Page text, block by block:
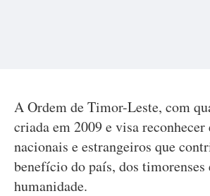
A Ordem de Timor-Leste, com
criada em 2009 e visa reconhecer
nacionais e estrangeiros que
benefício do país, dos timorenses
humanidade.